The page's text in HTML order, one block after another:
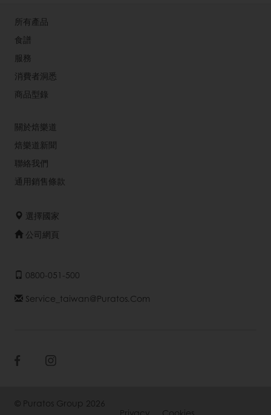
所有產品
食譜
服務
消費者洞悉
商品型錄
關於焙樂道
焙樂道新聞
聯絡我們
通用銷售條款
選擇國家
公司網頁
0800-051-500
Service_taiwan@puratos.com
© Puratos Group 2026